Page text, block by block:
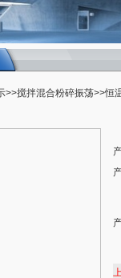
>>搅拌混合粉碎振荡>>恒